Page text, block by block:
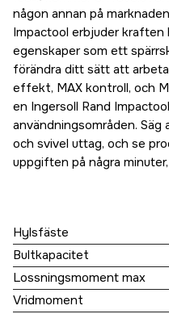
någon annan på
Impactool erbjuder
egenskaper som ett
förändra ditt sätt att
effekt, MAX kontroll, och
en Ingersoll Rand
användningsområden.
och svivel uttag, och se
uppgiften på några
Hylsfäste
Bultkapacitet
Lossningsmoment max
Vridmoment